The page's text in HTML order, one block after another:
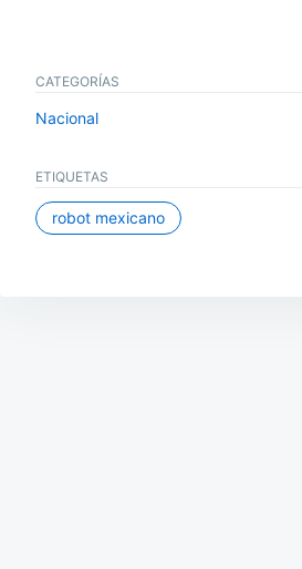
CATEGORÍAS
Nacional
ETIQUETAS
robot mexicano